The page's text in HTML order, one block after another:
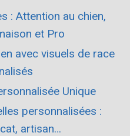
: Attention au chien,
et Pro
avec visuels de race
Unique
personnalisées :
artisan…